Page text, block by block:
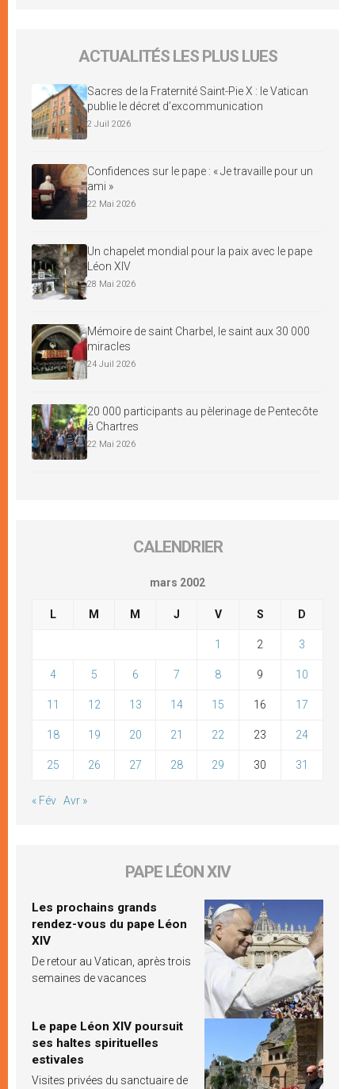
ACTUALITÉS LES PLUS LUES
Sacres de la Fraternité Saint-Pie X : le Vatican
publie le décret d’excommunication
2 Juil 2026
Confidences sur le pape : « Je travaille pour un
ami »
22 Mai 2026
Un chapelet mondial pour la paix avec le pape
Léon XIV
28 Mai 2026
Mémoire de saint Charbel, le saint aux 30 000
miracles
24 Juil 2026
20 000 participants au pèlerinage de Pentecôte
à Chartres
22 Mai 2026
CALENDRIER
mars 2002
L M M J V S D
1 2 3
4 5 6 7 8 9 10
11 12 13 14 15 16 17
18 19 20 21 22 23 24
25 26 27 28 29 30 31
« Fév Avr »
PAPE LÉON XIV
Les prochains grands
rendez-vous du pape Léon
XIV
De retour au Vatican, après trois
semaines de vacances
Le pape Léon XIV poursuit
ses haltes spirituelles
estivales
Visites privées du sanctuaire de